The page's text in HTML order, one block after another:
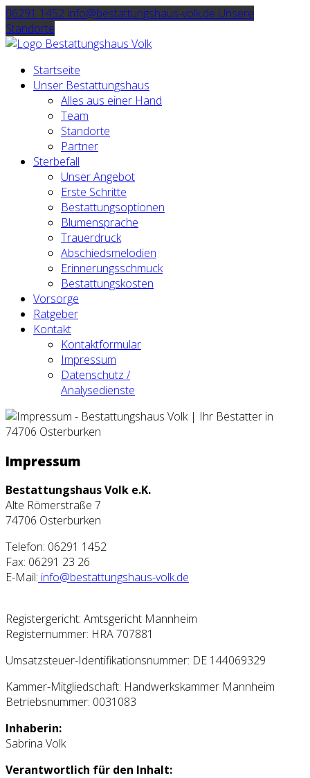
06291 1452 info@bestattungshaus-volk.de Unsere
Standorte
Startseite
Unser Bestattungshaus
Alles aus einer Hand
Team
Standorte
Partner
Sterbefall
Unser Angebot
Erste Schritte
Bestattungsoptionen
Blumensprache
Trauerdruck
Abschiedsmelodien
Erinnerungsschmuck
Bestattungskosten
Vorsorge
Ratgeber
Kontakt
Kontaktformular
Impressum
Datenschutz /
Analysedienste
Impressum
Bestattungshaus Volk e.K.
Alte Römerstraße 7
74706 Osterburken
Telefon: 06291 1452
Fax: 06291 23 26
E-Mail: info@bestattungshaus-volk.de
Registergericht: Amtsgericht Mannheim
Registernummer: HRA 707881
Umsatzsteuer-Identifikationsnummer: DE 144069329
Kammer-Mitgliedschaft: Handwerkskammer Mannheim
Betriebsnummer: 0031083
Inhaberin:
Sabrina Volk
Verantwortlich für den Inhalt: